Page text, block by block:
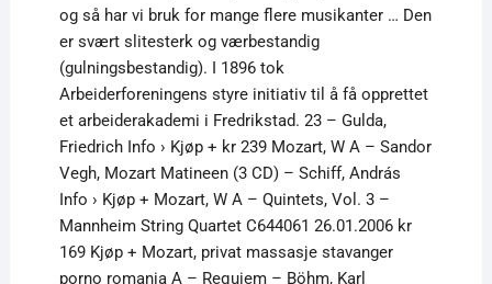
og så har vi bruk for mange flere musikanter … Den
er svært slitesterk og værbestandig
(gulningsbestandig). I 1896 tok
Arbeiderforeningens styre initiativ til å få opprettet
et arbeiderakademi i Fredrikstad. 23 – Gulda,
Friedrich Info › Kjøp + kr 239 Mozart, W A – Sandor
Vegh, Mozart Matineen (3 CD) – Schiff, András
Info › Kjøp + Mozart, W A – Quintets, Vol. 3 –
Mannheim String Quartet C644061 26.01.2006 kr
169 Kjøp + Mozart, privat massasje stavanger
porno romania A – Requiem – Böhm, Karl